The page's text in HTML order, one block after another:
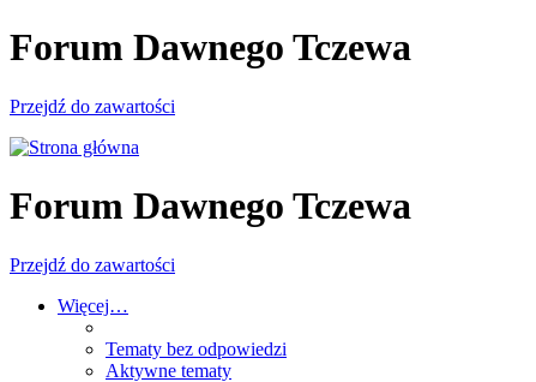
Forum Dawnego Tczewa
Przejdź do zawartości
Forum Dawnego Tczewa
Przejdź do zawartości
Więcej…
Tematy bez odpowiedzi
Aktywne tematy